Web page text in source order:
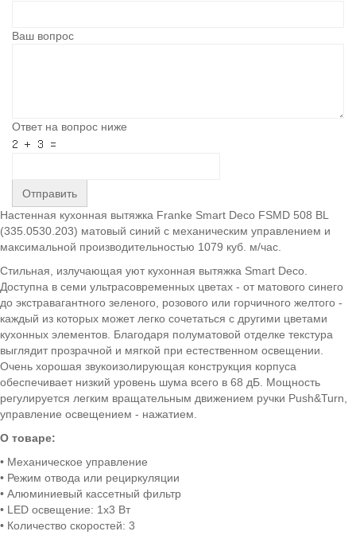
Ваш вопрос
Ответ на вопрос ниже
Отправить
Настенная кухонная вытяжка Franke Smart Deco FSMD 508 BL
(335.0530.203) матовый синий с механическим управлением и
максимальной производительностью 1079 куб. м/час.
Cтильная, излучающая уют кухонная вытяжка Smart Deco.
Доступна в семи ультрасовременных цветах - от матового синего
до экстравагантного зеленого, розового или горчичного желтого -
каждый из которых может легко сочетаться с другими цветами
кухонных элементов. Благодаря полуматовой отделке текстура
выглядит прозрачной и мягкой при естественном освещении.
Очень хорошая звукоизолирующая конструкция корпуса
обеспечивает низкий уровень шума всего в 68 дБ. Мощность
регулируется легким вращательным движением ручки Push&Turn,
управление освещением - нажатием.
О товаре:
• Механическое управление
• Режим отвода или рециркуляции
• Алюминиевый кассетный фильтр
• LED освещение: 1x3 Вт
• Количество скоростей: 3